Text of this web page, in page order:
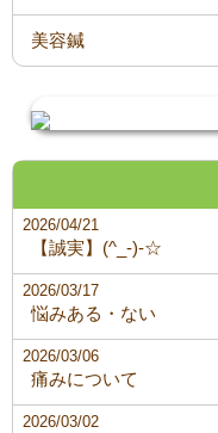
美容鍼
【誠実】(^_-)-☆
2026/04/21
悩みある・ない
2026/03/17
痛みについて
2026/03/06
2026/03/02